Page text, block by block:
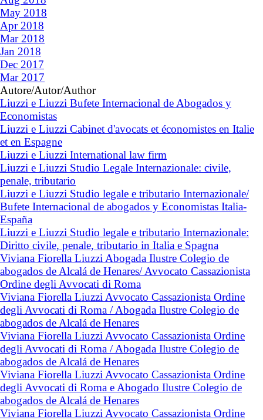
May 2018
Apr 2018
Mar 2018
Jan 2018
Dec 2017
Mar 2017
Autore/Autor/Author
Liuzzi e Liuzzi Bufete Internacional de Abogados y
Economistas
Liuzzi e Liuzzi Cabinet d'avocats et économistes en Italie
et en Espagne
Liuzzi e Liuzzi International law firm
Liuzzi e Liuzzi Studio Legale Internazionale: civile,
penale, tributario
Liuzzi e Liuzzi Studio legale e tributario Internazionale/
Bufete Internacional de abogados y Economistas Italia-
España
Liuzzi e Liuzzi Studio legale e tributario Internazionale:
Diritto civile, penale, tributario in Italia e Spagna
Viviana Fiorella Liuzzi Abogada Ilustre Colegio de
abogados de Alcalá de Henares/ Avvocato Cassazionista
Ordine degli Avvocati di Roma
Viviana Fiorella Liuzzi Avvocato Cassazionista Ordine
degli Avvocati di Roma / Abogada Ilustre Colegio de
abogados de Alcalá de Henares
Viviana Fiorella Liuzzi Avvocato Cassazionista Ordine
degli Avvocati di Roma / Abogada Ilustre Colegio de
abogados de Alcalá de Henares
Viviana Fiorella Liuzzi Avvocato Cassazionista Ordine
degli Avvocati di Roma e Abogado Ilustre Colegio de
abogados de Alcalá de Henares
Viviana Fiorella Liuzzi Avvocato Cassazionista Ordine